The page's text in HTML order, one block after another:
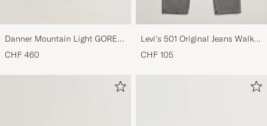
Danner Mountain Light GORE-
TEX Boot Black
CHF 460
Levi's 501 Original Jeans Walk
Down Broadway
CHF 105